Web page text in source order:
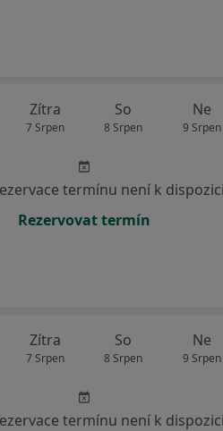
Zítra
7 Srpen
So
8 Srpen
Ne
9 Srpen
termínu není k dispozici
Rezervovat termín
Zítra
7 Srpen
So
8 Srpen
Ne
9 Srpen
termínu není k dispozici